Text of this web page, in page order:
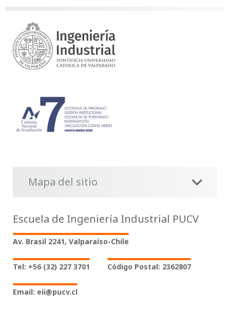
Mapa del sitio
Escuela de Ingeniería Industrial PUCV
Av. Brasil 2241, Valparaíso-Chile
Tel: +56 (32) 227 3701 Código Postal: 2362807
Email: eii@pucv.cl